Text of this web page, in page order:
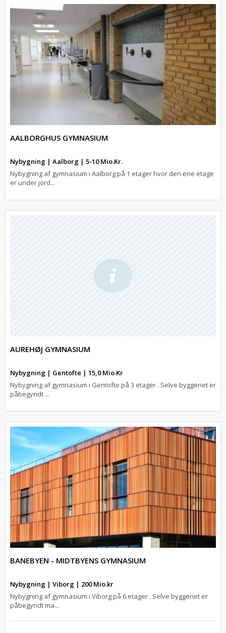
AALBORGHUS GYMNASIUM
Nybygning | Aalborg | 5-10 Mio.Kr.
Nybygning af gymnasium i Aalborg på 1 etager hvor den ene etage
er under jord...
AUREHØJ GYMNASIUM
Nybygning | Gentofte | 15,0 Mio.Kr
Nybygning af gymnasium i Gentofte på 3 etager . Selve byggeriet er
påbegyndt ...
BANEBYEN - MIDTBYENS GYMNASIUM
Nybygning | Viborg | 200 Mio.kr
Nybygning af gymnasium i Viborg på 6 etager . Selve byggeriet er
påbegyndt ma...